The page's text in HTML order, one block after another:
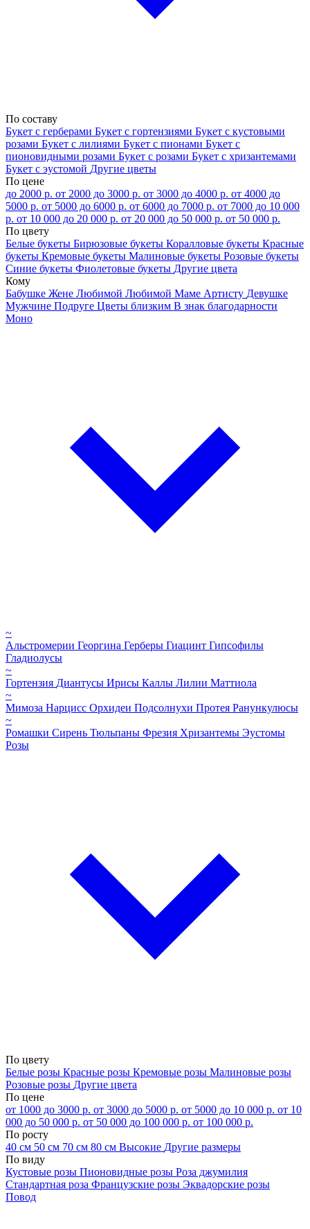
По составу
Букет с герберами Букет с гортензиями Букет с кустовыми
розами Букет с лилиями Букет с пионами Букет с
пионовидными розами Букет с розами Букет с хризантемами
Букет с эустомой Другие цветы
По цене
до 2000 р. от 2000 до 3000 р. от 3000 до 4000 р. от 4000 до
5000 р. от 5000 до 6000 р. от 6000 до 7000 р. от 7000 до 10 000
р. от 10 000 до 20 000 р. от 20 000 до 50 000 р. от 50 000 р.
По цвету
Белые букеты Бирюзовые букеты Коралловые букеты Красные
букеты Кремовые букеты Малиновые букеты Розовые букеты
Синие букеты Фиолетовые букеты Другие цвета
Кому
Бабушке Жене Любимой Любимой Маме Артисту Девушке
Мужчине Подруге Цветы близким В знак благодарности
Моно
~
Альстромерии Георгина Герберы Гиацинт Гипсофилы
Гладиолусы
~
Гортензия Диантусы Ирисы Каллы Лилии Маттиола
~
Мимоза Нарцисс Орхидеи Подсолнухи Протея Ранункулюсы
~
Ромашки Сирень Тюльпаны Фрезия Хризантемы Эустомы
Розы
По цвету
Белые розы Красные розы Кремовые розы Малиновые розы
Розовые розы Другие цвета
По цене
от 1000 до 3000 р. от 3000 до 5000 р. от 5000 до 10 000 р. от 10
000 до 50 000 р. от 50 000 до 100 000 р. от 100 000 р.
По росту
40 см 50 см 70 см 80 см Высокие Другие размеры
По виду
Кустовые розы Пионовидные розы Роза джумилия
Стандартная роза Французские розы Эквадорские розы
Повод